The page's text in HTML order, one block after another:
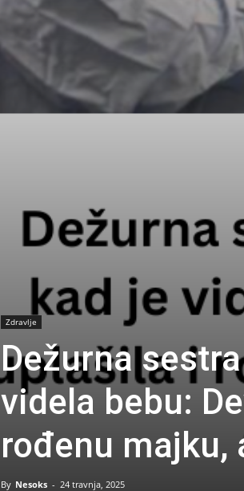
Zdravlje
Dežurna
videla bebu:
rođenu majku,
By Nesoks - 24 travnja, 2025